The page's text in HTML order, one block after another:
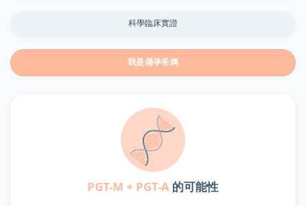
科學臨床實證
我是備孕爸媽
PGT-M + PGT-A 的可能性